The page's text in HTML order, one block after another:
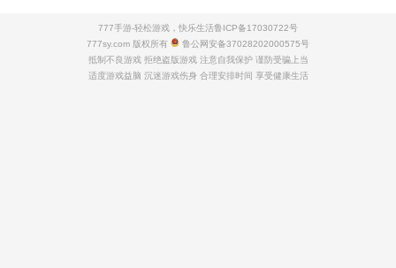
777手游-轻松游戏，快乐生活鲁ICP备17030722号
777sy.com 版权所有
鲁公网安备37028202000575号
抵制不良游戏 拒绝盗版游戏 注意自我保护 谨防受骗上当
适度游戏益脑 沉迷游戏伤身 合理安排时间 享受健康生活